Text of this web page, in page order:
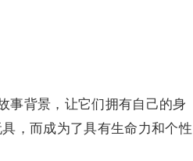
事背景，让它们拥有自己的身
，而成为了具有生命力和个性